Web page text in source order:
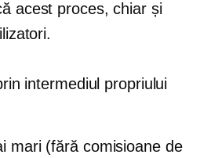
acest proces, chiar și
intermediul propriului
mari (fără comisioane de